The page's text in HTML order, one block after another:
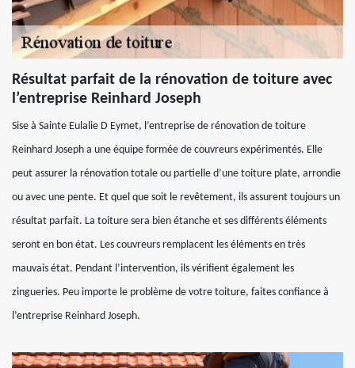
Résultat parfait de la rénovation de toiture avec
l’entreprise Reinhard Joseph
Sise à Sainte Eulalie D Eymet, l’entreprise de rénovation de toiture
Reinhard Joseph a une équipe formée de couvreurs expérimentés. Elle
peut assurer la rénovation totale ou partielle d’une toiture plate, arrondie
ou avec une pente. Et quel que soit le revêtement, ils assurent toujours un
résultat parfait. La toiture sera bien étanche et ses différents éléments
seront en bon état. Les couvreurs remplacent les éléments en très
mauvais état. Pendant l’intervention, ils vérifient également les
zingueries. Peu importe le problème de votre toiture, faites confiance à
l’entreprise Reinhard Joseph.